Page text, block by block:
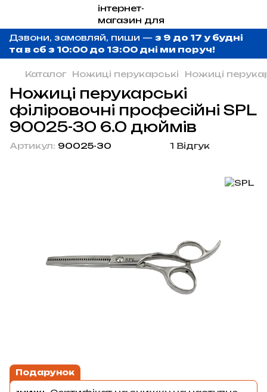
Дзвони, замовляй, пиши — з 9 до 17 у будні
та в сб з 10:00 до 13:00 дні ми поруч!
Каталог Ножиці перукарські Ножиці
Ножиці перукарські
філіровочні професійні SPL
90025-30 6.0 дюймів
Артикул: 90025-30 1 Відгук
Подарунок